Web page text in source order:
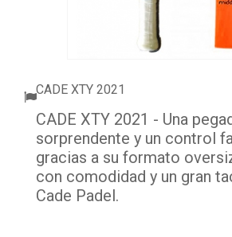
CADE XTY 2021
CADE XTY 2021 - Una
sorprendente y un control
gracias a su formato
con comodidad y un gran
Cade Padel.